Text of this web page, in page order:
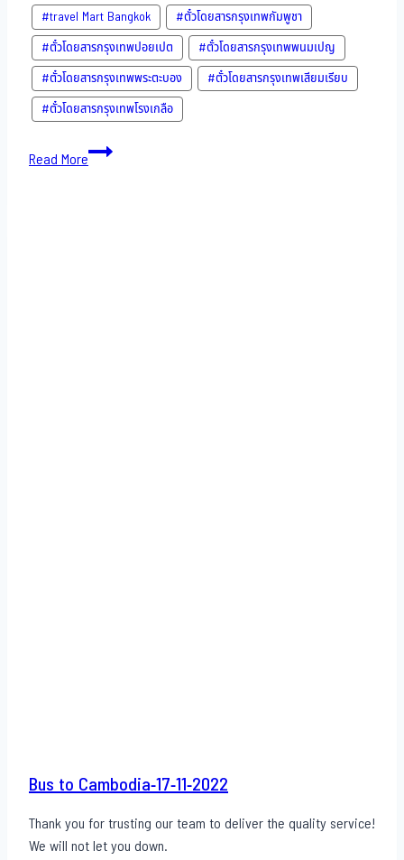
#travel Mart Bangkok
#ตั๋วโดยสารกรุงเทพกัมพูชา
#ตั๋วโดยสารกรุงเทพปอยเปต
#ตั๋วโดยสารกรุงเทพพนมเปญ
#ตั๋วโดยสารกรุงเทพพระตะบอง
#ตั๋วโดยสารกรุงเทพเสียมเรียบ
#ตั๋วโดยสารกรุงเทพโรงเกลือ
Read MoreBus
to
Bus to Cambodia-17-11-2022
Thank you for trusting our team to deliver the quality service!
We will not let you down.